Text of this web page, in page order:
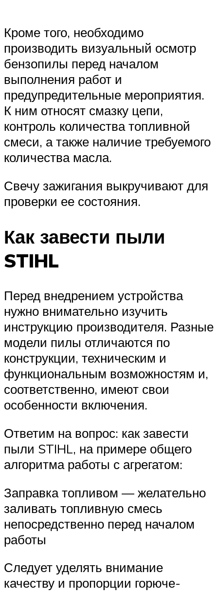
Кроме того, необходимо
производить визуальный осмотр
бензопилы перед началом
выполнения работ и
предупредительные мероприятия.
К ним относят смазку цепи,
контроль количества топливной
смеси, а также наличие требуемого
количества масла.
Свечу зажигания выкручивают для
проверки ее состояния.
Как завести пыли
STIHL
Перед внедрением устройства
нужно внимательно изучить
инструкцию производителя. Разные
модели пилы отличаются по
конструкции, техническим и
функциональным возможностям и,
соответственно, имеют свои
особенности включения.
Ответим на вопрос: как завести
пыли STIHL, на примере общего
алгоритма работы с агрегатом:
Заправка топливом — желательно
заливать топливную смесь
непосредственно перед началом
работы
Следует уделять внимание
качеству и пропорции горюче-